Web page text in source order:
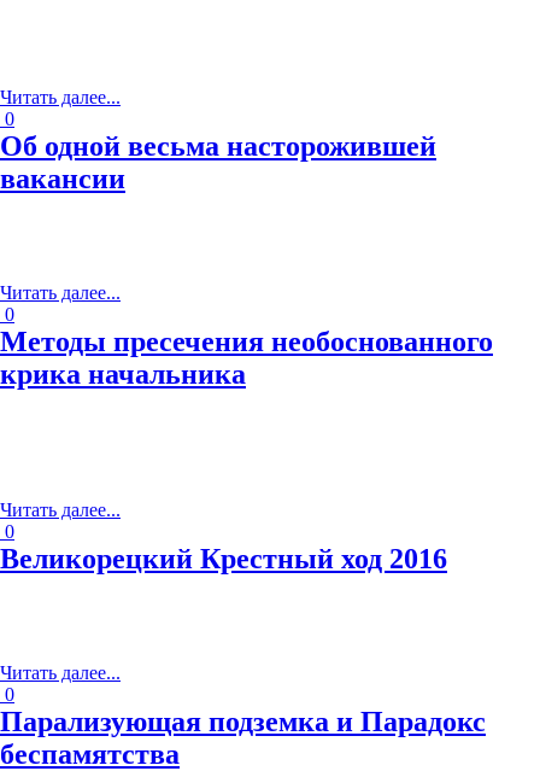
Читать далее...
0
Об одной весьма насторожившей
вакансии
Читать далее...
0
Методы пресечения необоснованного
крика начальника
Читать далее...
0
Великорецкий Крестный ход 2016
Читать далее...
0
Парализующая подземка и Парадокс
беспамятства